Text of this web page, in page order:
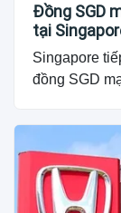
Đồng SGD
tại
Singapore
đồng SGD